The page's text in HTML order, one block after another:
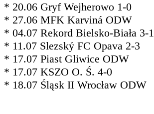
* 20.06 Gryf Wejherowo 1-0
* 27.06 MFK Karviná ODW
* 04.07 Rekord Bielsko-Biała 3-1
* 11.07 Slezský FC Opava 2-3
* 17.07 Piast Gliwice ODW
* 17.07 KSZO O. Ś. 4-0
* 18.07 Śląsk II Wrocław ODW